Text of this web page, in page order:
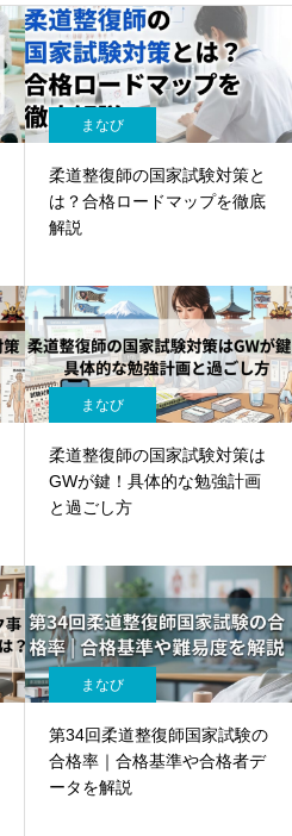
まなび
柔道整復師の国家試験対策と
は？合格ロードマップを徹底
解説
まなび
柔道整復師の国家試験対策は
GWが鍵！具体的な勉強計画
と過ごし方
まなび
第34回柔道整復師国家試験の
合格率｜合格基準や合格者デ
ータを解説